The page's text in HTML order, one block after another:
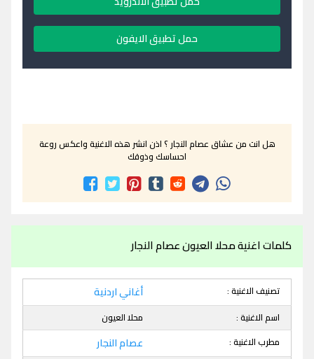
حمل تطبيق الايفون
هل انت من عشاق عصام النجار ؟ اذن انشر هذه الاغنية واعكس روعة
احساسك وذوقك
كلمات اغنية محلا العيون عصام النجار
تصنيف الاغنية : أغاني اردنية
اسم الاغنية :
محلا العيون
مطرب الاغنية :
عصام النجار